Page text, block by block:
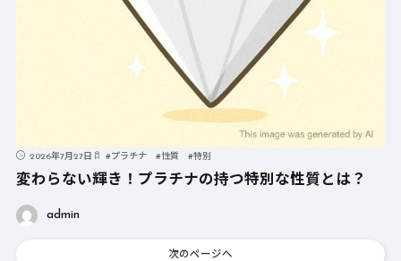
2026年7月27日 #プラチナ #性質 #特別
変わらない輝き！プラチナの持つ特別な性質とは？
admin
次のページへ